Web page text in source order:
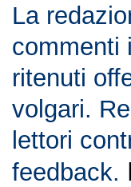
La
commenti
ritenuti
volgari.
lettori
feedback.